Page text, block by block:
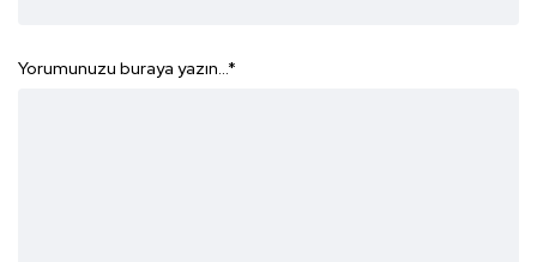
Yorumunuzu buraya yazın...*